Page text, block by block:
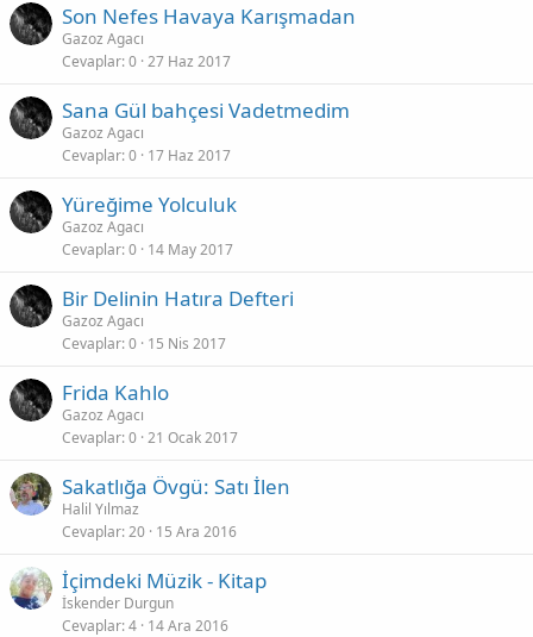
Son Nefes Havaya Karışmadan
Gazoz Agacı
Cevaplar 0 27 Haz 2017
Sana Gül bahçesi Vadetmedim
Gazoz Agacı
Cevaplar 0 17 Haz 2017
Yüreğime Yolculuk
Gazoz Agacı
Cevaplar 0 14 May 2017
Bir Delinin Hatıra Defteri
Gazoz Agacı
Cevaplar 0 15 Nis 2017
Frida Kahlo
Gazoz Agacı
Cevaplar 0 21 Ocak 2017
Sakatlığa Övgü: Satı İlen
Halil Yılmaz
Cevaplar 20 15 Ara 2016
İçimdeki Müzik - Kitap
İskender Durgun
Cevaplar 4 14 Ara 2016